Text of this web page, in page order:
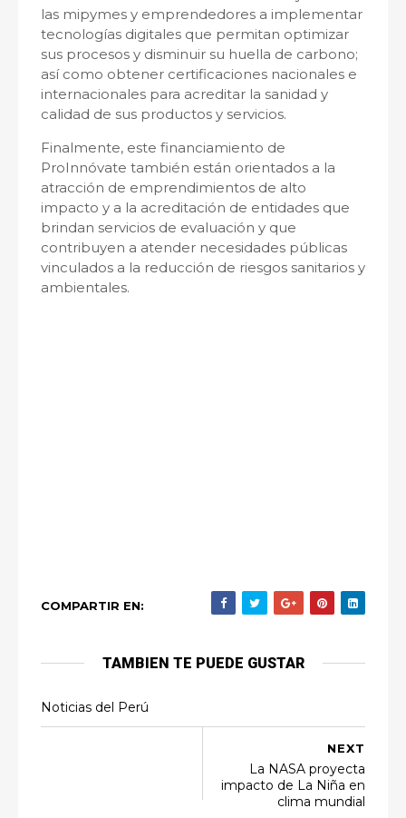
las mipymes y emprendedores a implementar
tecnologías digitales que permitan optimizar
sus procesos y disminuir su huella de carbono;
así como obtener certificaciones nacionales e
internacionales para acreditar la sanidad y
calidad de sus productos y servicios.
Finalmente, este financiamiento de
ProInnóvate también están orientados a la
atracción de emprendimientos de alto
impacto y a la acreditación de entidades que
brindan servicios de evaluación y que
contribuyen a atender necesidades públicas
vinculados a la reducción de riesgos sanitarios y
ambientales.
COMPARTIR EN:
TAMBIEN TE PUEDE GUSTAR
Noticias del Perú
NEXT
La NASA proyecta
impacto de La Niña en
clima mundial